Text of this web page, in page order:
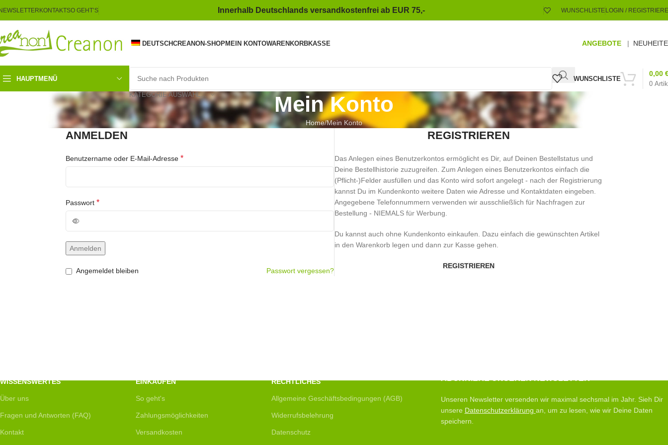
KONTAKTSO GEHT’S Innerhalb Deutschlands versandkostenfrei ab EUR 75,- WUNSCHLISTELOGIN /
DEUTSCHCREANON-SHOPMEIN KONTOWARENKORBKASSE ANGEBOTE |
HAUPTMENÜ
KATEGORIE AUSWÄHLEN
WUNSCHLISTE
0
0,00
Mein Konto
Home Mein Konto
ANMELDEN
Benutzername oder E-Mail-Adresse *
Passwort *
Anmelden
Passwort vergessen?
Angemeldet bleiben
REGISTRIEREN
Das Anlegen eines Benutzerkontos ermöglicht es Dir, auf Deinen Bestellstatus und
Deine Bestellhistorie zuzugreifen. Zum Anlegen eines Benutzerkontos einfach die
(Pflicht-)Felder ausfüllen und das Konto wird sofort angelegt - nach der Registrierung
kannst Du im Kundenkonto weitere Daten wie Adresse und Kontaktdaten eingeben.
Angegebene Telefonnummern verwenden wir ausschließlich für Nachfragen zur
Bestellung - NIEMALS für Werbung.
Du kannst auch ohne Kundenkonto einkaufen. Dazu einfach die gewünschten Artikel
in den Warenkorb legen und dann zur Kasse gehen.
REGISTRIEREN
WISSENSWERTES
Über uns
Fragen und Antworten (FAQ)
Kontakt
EINKAUFEN
So geht's
Zahlungsmöglichkeiten
Versandkosten
RECHTLICHES
Allgemeine Geschäftsbedingungen (AGB)
Widerrufsbelehrung
Datenschutz
Unseren Newsletter versenden wir maximal sechsmal im Jahr. Sieh Dir
unsere Datenschutzerklärung an, um zu lesen, wie wir Deine Daten
speichern.